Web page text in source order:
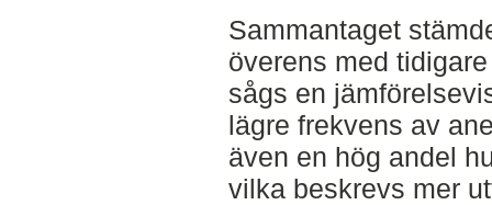
Sammantaget
överens med
sågs en
lägre frekvens av
även en hög andel
vilka beskrevs mer